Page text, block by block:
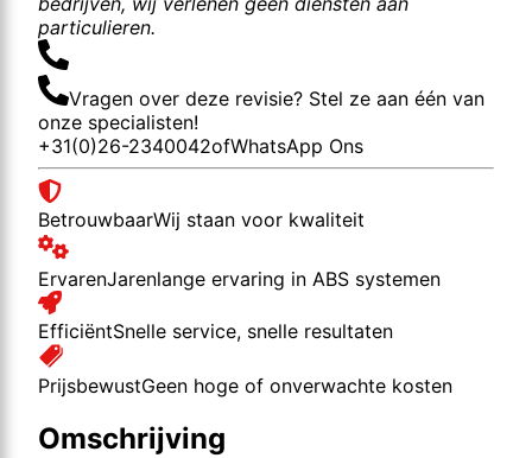
particulieren.
Vragen over deze revisie? Stel ze aan één van
onze specialisten!
+31(0)26-2340042ofWhatsApp Ons
BetrouwbaarWij staan voor kwaliteit
ErvarenJarenlange ervaring in ABS systemen
EfficiëntSnelle service, snelle resultaten
PrijsbewustGeen hoge of onverwachte kosten
Omschrijving